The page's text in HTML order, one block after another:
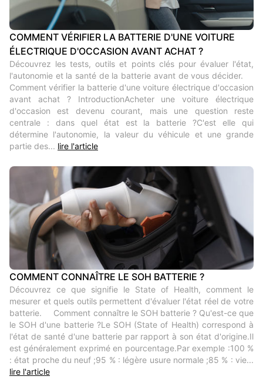
COMMENT VÉRIFIER LA BATTERIE D'UNE VOITURE
ÉLECTRIQUE D'OCCASION AVANT ACHAT ?
Découvrez les tests, outils et points clés pour évaluer l'état,
l'autonomie et la santé de la batterie avant de vous décider.
Comment vérifier la batterie d'une voiture électrique d'occasion
avant achat ? IntroductionAcheter une voiture électrique
d'occasion est devenu courant, mais une question reste
centrale : dans quel état est la batterie ?C'est elle qui
détermine l'autonomie, la valeur du véhicule et une grande
partie des... lire l'article
COMMENT CONNAÎTRE LE SOH BATTERIE ?
Découvrez ce que signifie le State of Health, comment le
mesurer et quels outils permettent d'évaluer l'état réel de votre
batterie. Comment connaître le SOH batterie ? Qu'est-ce que
le SOH d'une batterie ?Le SOH (State of Health) correspond à
l'état de santé d'une batterie par rapport à son état d'origine.Il
est généralement exprimé en pourcentage.Par exemple :100 %
: état proche du neuf ;95 % : légère usure normale ;85 % : vie...
lire l'article